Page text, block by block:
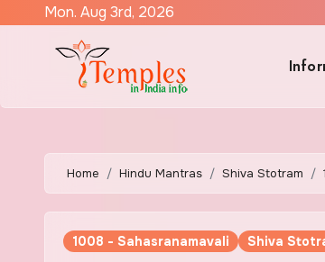
Mon. Aug 3rd, 2026
Home Hindu Mantras Shiva Stotram
1008 - Sahasranamavali Shiva